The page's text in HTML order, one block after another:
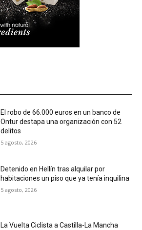
El robo de 66.000 euros en un banco de
Ontur destapa una organización con 52
delitos
5 agosto, 2026
Detenido en Hellín tras alquilar por
habitaciones un piso que ya tenía inquilina
5 agosto, 2026
La Vuelta Ciclista a Castilla-La Mancha